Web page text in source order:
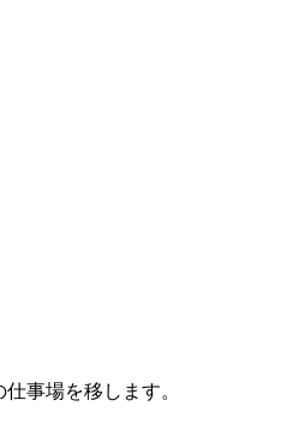
事場を移します。